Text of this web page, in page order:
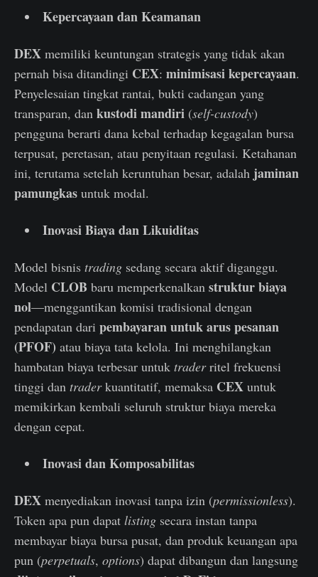
Kepercayaan dan Keamanan
DEX memiliki keuntungan strategis yang tidak akan
pernah bisa ditandingi CEX: minimisasi kepercayaan.
Penyelesaian tingkat rantai, bukti cadangan yang
transparan, dan kustodi mandiri (self-custody)
pengguna berarti dana kebal terhadap kegagalan bursa
terpusat, peretasan, atau penyitaan regulasi. Ketahanan
ini, terutama setelah keruntuhan besar, adalah jaminan
pamungkas untuk modal.
Inovasi Biaya dan Likuiditas
Model bisnis trading sedang secara aktif diganggu.
Model CLOB baru memperkenalkan struktur biaya
nol—menggantikan komisi tradisional dengan
pendapatan dari pembayaran untuk arus pesanan
(PFOF) atau biaya tata kelola. Ini menghilangkan
hambatan biaya terbesar untuk traderritel frekuensi
tinggi dan traderkuantitatif, memaksa CEX untuk
memikirkan kembali seluruh struktur biaya mereka
dengan cepat.
Inovasi dan Komposabilitas
DEX menyediakan inovasi tanpa izin (permissionless).
Token apa pun dapat listing secara instan tanpa
membayar biaya bursa pusat, dan produk keuangan apa
pun (perpetuals, options) dapat dibangun dan langsung